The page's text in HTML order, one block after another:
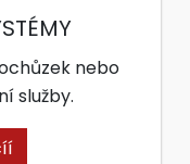
nebo
služby.